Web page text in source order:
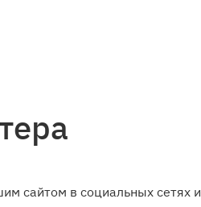
сайтом в социальных сетях и